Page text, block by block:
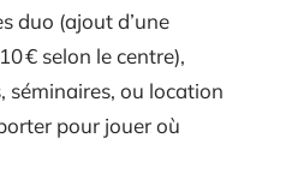
duo (ajout d’une
€ selon le centre),
séminaires, ou location
pour jouer où